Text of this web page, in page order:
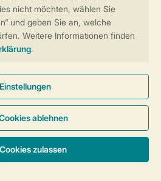
Deiner Privatsphäre
Banner
Barrierefreiheit
GreenParks GmbH